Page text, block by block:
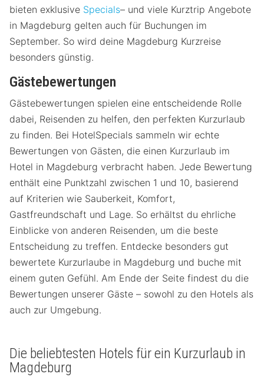
bieten exklusive Specials– und viele Kurztrip Angebote
in Magdeburg gelten auch für Buchungen im
September. So wird deine Magdeburg Kurzreise
besonders günstig.
Gästebewertungen
Gästebewertungen spielen eine entscheidende Rolle
dabei, Reisenden zu helfen, den perfekten Kurzurlaub
zu finden. Bei HotelSpecials sammeln wir echte
Bewertungen von Gästen, die einen Kurzurlaub im
Hotel in Magdeburg verbracht haben. Jede Bewertung
enthält eine Punktzahl zwischen 1 und 10, basierend
auf Kriterien wie Sauberkeit, Komfort,
Gastfreundschaft und Lage. So erhältst du ehrliche
Einblicke von anderen Reisenden, um die beste
Entscheidung zu treffen. Entdecke besonders gut
bewertete Kurzurlaube in Magdeburg und buche mit
einem guten Gefühl. Am Ende der Seite findest du die
Bewertungen unserer Gäste – sowohl zu den Hotels als
auch zur Umgebung.
Die beliebtesten Hotels für ein Kurzurlaub in
Magdeburg